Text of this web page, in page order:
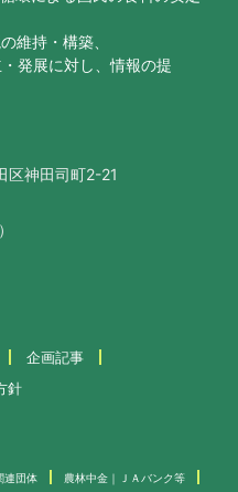
維持・構築、
発展に対し、情報の提
区神田司町2-21
企画記事
針
連団体 農林中金｜ＪＡバンク等